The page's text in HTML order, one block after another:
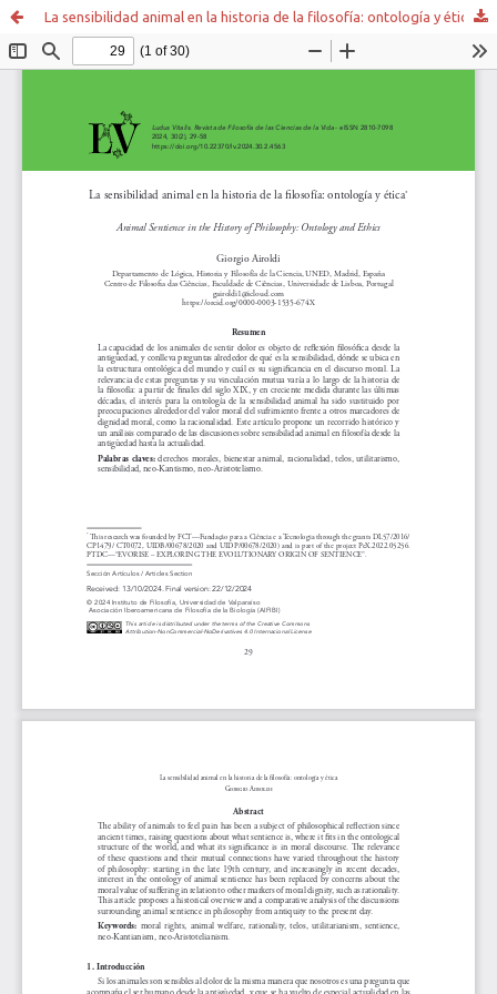
La sensibilidad animal en la historia de la filosofía: ontología y ética